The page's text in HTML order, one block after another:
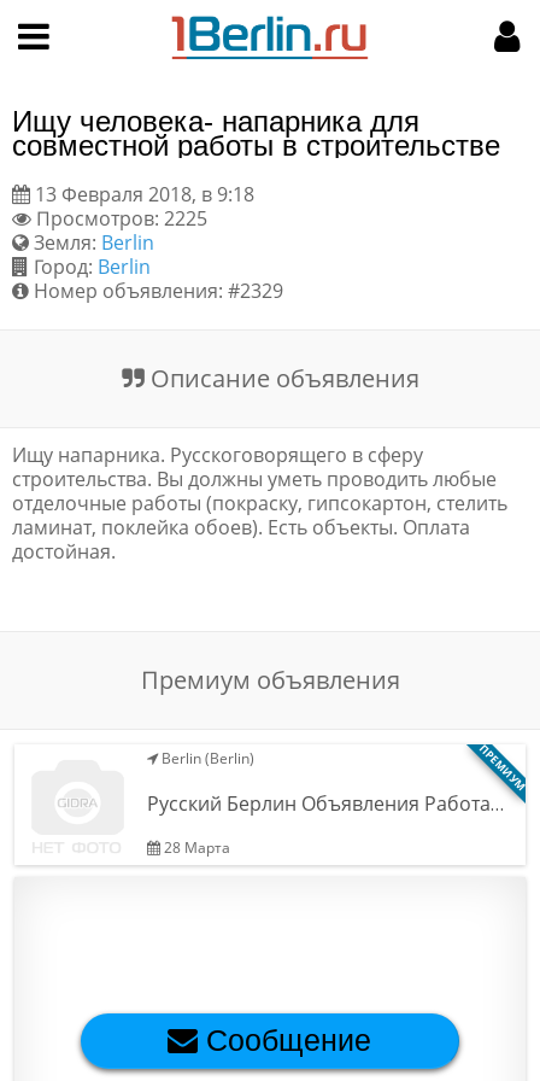
Поиск
Пользовательское соглашение
Правила доски объявлений
Текстовая реклама
Помощь
МОЙ АККАУНТ
Мои объявления
Ищу человека- напарника для
совместной работы в строительстве
13 Февраля 2018, в 9:18
Просмотров: 2225
Земля: Berlin
Город: Berlin
Номер объявления: #2329
Описание объявления
Ищу напарника. Русскоговорящего в сферу
строительства. Вы должны уметь проводить любые
отделочные работы (покраску, гипсокартон, стелить
ламинат, поклейка обоев). Есть объекты. Оплата
достойная.
Премиум объявления
ПРЕМИУМ
Berlin (Berlin)
Русский Берлин Объявления Работа…
28 Марта
Сообщение